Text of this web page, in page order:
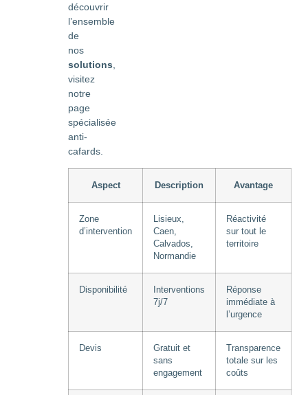
découvrir
l’ensemble
de
nos
solutions
visitez
notre
page
spécialisée
anti-
cafards.
Aspect Description Avantage
Zone
d’intervention
Lisieux,
Caen,
Calvados,
Normandie
Réactivité
sur tout le
territoire
Disponibilité
Interventions
7j/7
Réponse
immédiate à
l’urgence
Devis
Gratuit et
sans
engagement
Transparence
totale sur les
coûts